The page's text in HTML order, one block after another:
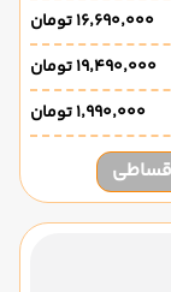
۱۶٬۶۹۰٬۰۰۰ تومان
۱۹٬۴۹۰٬۰۰۰ تومان
۱٬۹۹۰٬۰۰۰ تومان